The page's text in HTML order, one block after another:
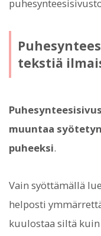
tekstiä
muuntaa
puheeksi.
Vain syöttämällä
helposti
kuulostaa siltä